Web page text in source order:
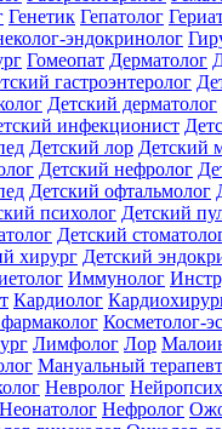
Генетик Гепатолог
эндокринолог
Гомеопат Дерматолог
гастроэнтеролог
Детский дерматолог
инфекционист
Детский лор Детский
Детский нефролог
Детский офтальмолог
психолог Детский
Детский
хирург Детский
Иммунолог
Кардиолог
Косметолог-
Лимфолог Лор
Мануальный терапевт
Невролог
Неонатолог Нефролог